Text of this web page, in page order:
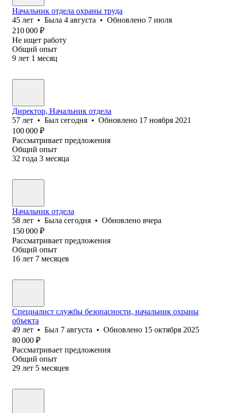
Начальник отдела охраны труда
45 лет • Была 4 августа • Обновлено 7 июля
210 000 ₽
Не ищет работу
Общий опыт
9 лет 1 месяц
Директор, Начальник отдела
57 лет • Был сегодня • Обновлено 17 ноября 2021
100 000 ₽
Рассматривает предложения
Общий опыт
32 года 3 месяца
Начальник отдела
58 лет • Была сегодня • Обновлено вчера
150 000 ₽
Рассматривает предложения
Общий опыт
16 лет 7 месяцев
Специалист службы безопасности, начальник охраны
объекта
49 лет • Был 7 августа • Обновлено 15 октября 2025
80 000 ₽
Рассматривает предложения
Общий опыт
29 лет 5 месяцев